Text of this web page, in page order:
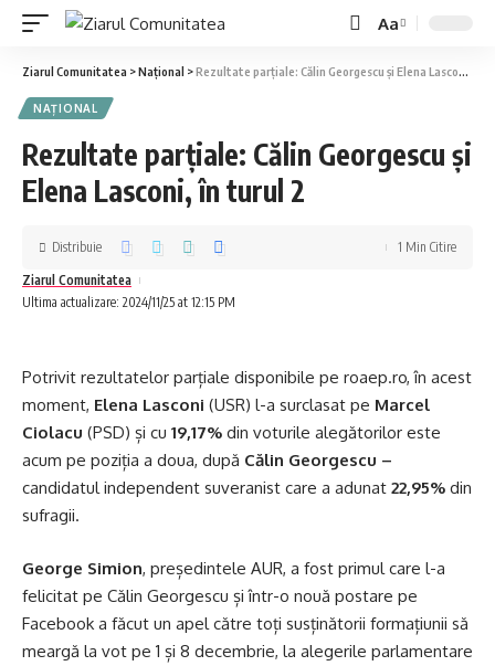
Aa
Ziarul Comunitatea >Național >Rezultate parțiale: Călin Georgescu și Elena Lasconi, în turul 2
NAȚIONAL
Rezultate parțiale: Călin Georgescu și
Elena Lasconi, în turul 2
Ultima actualizare: 2024/11/25 at 12:15 PM
Ziarul Comunitatea
Distribuie 1 Min Citire
Potrivit rezultatelor parțiale disponibile pe roaep.ro, în acest
moment, Elena Lasconi (USR) l-a surclasat pe Marcel
Ciolacu (PSD) și cu 19,17% din voturile alegătorilor este
acum pe poziția a doua, după Călin Georgescu –
candidatul independent suveranist care a adunat 22,95% din
sufragii.
George Simion, președintele AUR, a fost primul care l-a
felicitat pe Călin Georgescu și într-o nouă postare pe
Facebook a făcut un apel către toți susținătorii formațiunii să
meargă la vot pe 1 și 8 decembrie, la alegerile parlamentare